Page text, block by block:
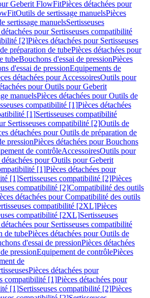
Geberit FlowFitPièces détachées pour
Outils de sertissage manuelsPièces
sertissage manuelsSertisseuses
pour Sertisseuses compatibilité
[2]Pièces détachées pour Sertisseuses
préparation de tubePièces détachées pour
tubeBouchons d'essai de pressionPièces
d'essai de pressionEquipements de
détachées pour AccessoiresOutils pour
pour Outils pour Geberit
manuelsPièces détachées pour Outils de
compatibilité [1]Pièces détachées
[1]Sertisseuses compatibilité
Sertisseuses compatibilité [2]Outils de
détachées pour Outils de préparation de
pressionPièces détachées pour Bouchons
de contrôleAccessoiresOutils pour
détachées pour Outils pour Geberit
[1]Pièces détachées pour
[1]Sertisseuses compatibilité [2]Pièces
compatibilité [2]Compatibilité des outils
détachées pour Compatibilité des outils
compatibilité [2XL]Pièces
compatibilité [2XL]Sertisseuses
pour Sertisseuses compatibilité
de tubePièces détachées pour Outils de
d'essai de pressionPièces détachées
pressionEquipement de contrôlePièces
de
Pièces détachées pour
compatibilité [1]Pièces détachées pour
[1]Sertisseuses compatibilité [2]Pièces